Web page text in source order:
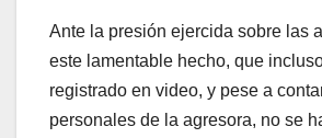
Ante la presión ejercida sobre las
este lamentable hecho, que
registrado en video, y pese a
personales de la agresora, no se